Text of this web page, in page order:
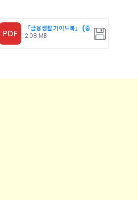
PDF
「금융생활 가이드북」 (중국
2.08 MB